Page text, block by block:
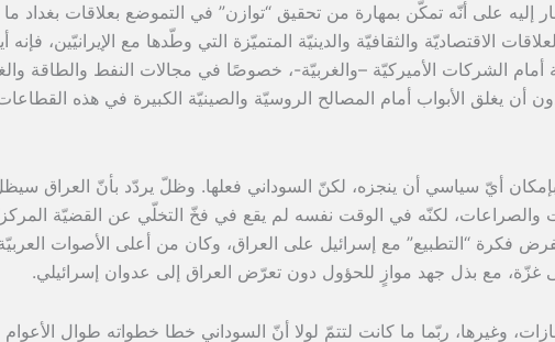
إليه على أنّه تمكّن بمهارة من تحقيق “توازن” في التموضع بعلاقات بغداد ما
الاقتصاديّة والثقافيّة والدينيّة المتميّزة التي وطّدها مع الإيرانيّين، فإنه
أمام الشركات الأميركيّة –والغربيّة-، خصوصًا في مجالات النفط والطاقة
أن يغلق الأبواب أمام المصالح الروسيّة والصينيّة الكبيرة في هذه
أيّ سياسي أن ينجزه، لكنّ السوداني فعلها. وظلّ يردّد بأنّ العراق
والصراعات، لكنّه في الوقت نفسه لم يقع في فخّ التخلّي عن القضيّة
فكرة “التطبيع” مع إسرائيل على العراق، وكان من أعلى الأصوات
غزّة، مع بذل جهد موازٍ للحؤول دون تعرّض العراق إلى عدوان إسرائيلي.
وغيرها، ربّما ما كانت لتتمّ لولا أنّ السوداني خطا خطواته طوال الأعوام